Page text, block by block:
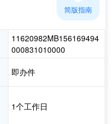
11620982MB156169494
000831010000
即办件
1个工作日
简版指南